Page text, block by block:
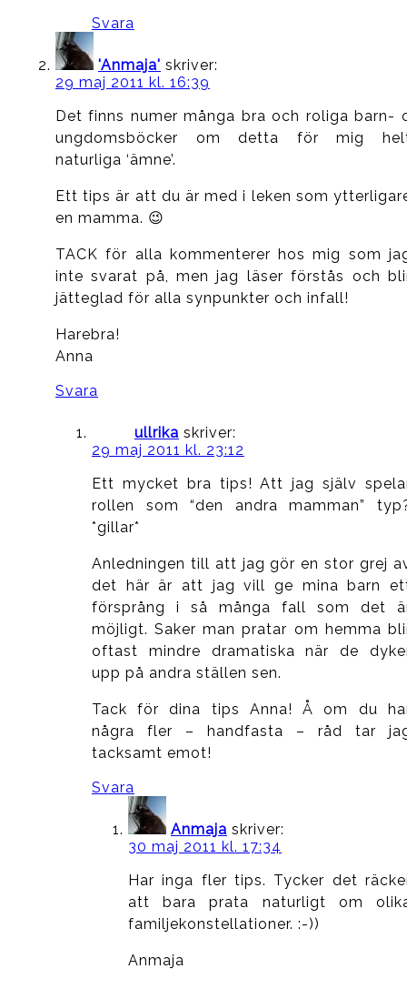
Svara
'Anmaja' skriver:
29 maj 2011 kl. 16:39
Det finns numer många bra och roliga barn-
ungdomsböcker om detta för mig
naturliga ‘ämne’.
Ett tips är att du är med i leken som
en mamma. 😉
TACK för alla kommenterer hos mig som
inte svarat på, men jag läser förstås och
jätteglad för alla synpunkter och infall!
Harebra!
Anna
Svara
ullrika skriver:
29 maj 2011 kl. 23:12
Ett mycket bra tips! Att jag själv
rollen som “den andra mamman”
*gillar*
Anledningen till att jag gör en stor grej
det här är att jag vill ge mina barn
försprång i så många fall som det
möjligt. Saker man pratar om hemma
oftast mindre dramatiska när de
upp på andra ställen sen.
Tack för dina tips Anna! Å om du
några fler – handfasta – råd tar
tacksamt emot!
Svara
Anmaja skriver:
30 maj 2011 kl. 17:34
Har inga fler tips. Tycker det
att bara prata naturligt om
familjekonstellationer. :-))
Anmaja